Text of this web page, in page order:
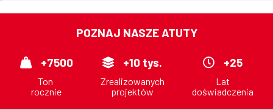
POZNAJ NASZE ATUTY
+7500
Ton
rocznie
+10 tys.
Zrealizowanych
projektów
+25
Lat
doświadczenia